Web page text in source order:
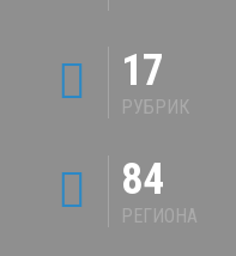
17
РУБРИК
84
РЕГИОНА